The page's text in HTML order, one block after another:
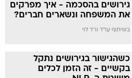
גירושים בהסכמה - איך מפרקים
את המשפחה ונשארים חברים?
בשיתוף עו"ד ורד לוי
כשהגישור בגירושים נתקל
בקשיים - זה הזמן לכלים